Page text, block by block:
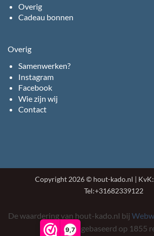
9,7
Overig
Cadeau bonnen
Overig
Samenwerken?
Instagram
Facebook
Wie zijn wij
Contact
Copyright 2026 © hout-kado.nl |
Tel:+31682339122
De waardering van hout-kado.nl bij
is 9.7/10 gebaseerd op 1855